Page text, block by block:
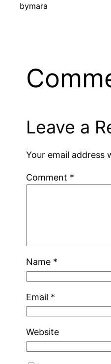
bymara
Leave a
Your email address
Comment *
Name *
Email *
Website